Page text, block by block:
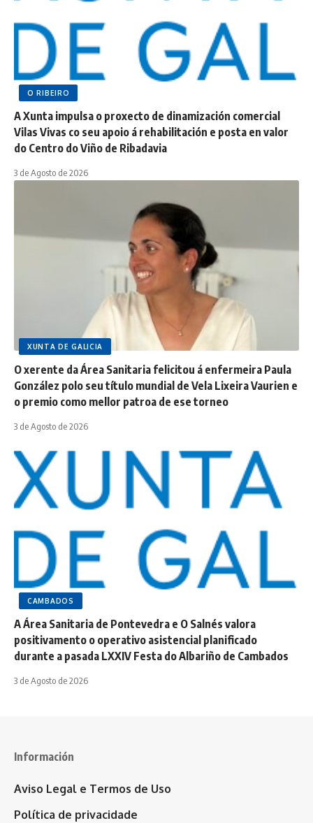
O RIBEIRO
A Xunta impulsa o proxecto de dinamización comercial
Vilas Vivas co seu apoio á rehabilitación e posta en valor
do Centro do Viño de Ribadavia
3 de Agosto de 2026
XUNTA DE GALICIA
O xerente da Área Sanitaria felicitou á enfermeira Paula
González polo seu título mundial de Vela Lixeira Vaurien e
o premio como mellor patroa de ese torneo
3 de Agosto de 2026
CAMBADOS
A Área Sanitaria de Pontevedra e O Salnés valora
positivamento o operativo asistencial planificado
durante a pasada LXXIV Festa do Albariño de Cambados
3 de Agosto de 2026
Información
Aviso Legal e Termos de Uso
Política de privacidade